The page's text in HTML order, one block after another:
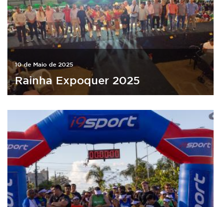
10 de Maio de 2025
Rainha Expoquer 2025